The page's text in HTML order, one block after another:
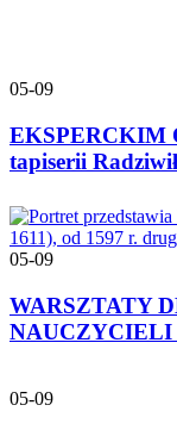
05-09
EKSPERCKIM
tapiserii
05-09
WARSZTATY
NAUCZYCIELI
05-09